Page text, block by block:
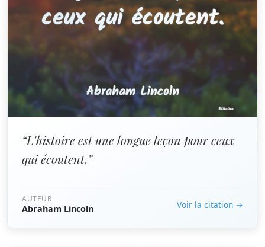
“L'histoire est une longue leçon pour ceux
qui écoutent.”
AUTEUR
Abraham Lincoln Voir la citation →